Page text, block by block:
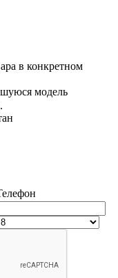
в конкретном
модель